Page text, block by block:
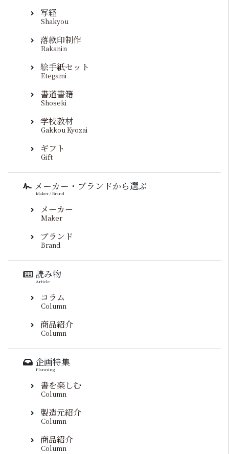
写経
Shakyou
落款印制作
Rakanin
絵手紙セット
Etegami
書道書籍
Shoseki
学校教材
Gakkou Kyozai
ギフト
Gift
メーカー・ブランドから選ぶ
Maker / Brand
メーカー
Maker
ブランド
Brand
読み物
Article
コラム
Column
商品紹介
Column
企画特集
Planning
書を楽しむ
Column
製造元紹介
Column
商品紹介
Column